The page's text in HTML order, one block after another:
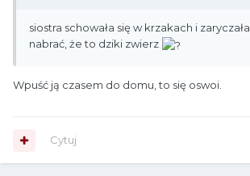
siostra schowała się w krzakach i
nabrać, że to dziki zwierz
Wpuść ją czasem do domu, to się oswoi.
Cytuj